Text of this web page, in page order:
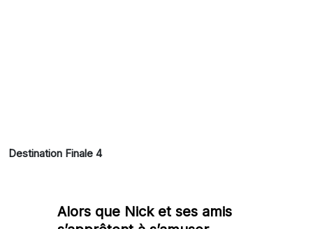
Destination Finale 4
Alors que Nick et ses amis